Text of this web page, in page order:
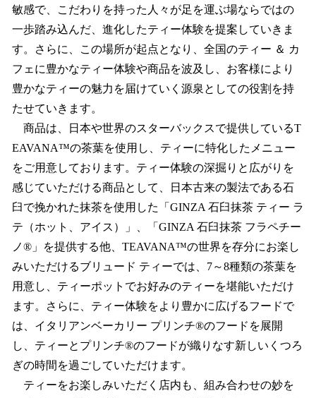
敏感で、こだわりを持った人々が足を運ぶ場ならではの
一歩踏み込んだ、進化したティー体験を提案していきま
す。さらに、この場所が起点となり、全国のティー ＆ カ
フェに豊かなティー体験や商品を波及し、お客様により
豊かなティーの魅力を届けていく源泉としての役割を持
たせていきます。
商品は、日本や世界のスターバックスで提供しているT
EAVANA™の茶葉を使用し、ティーに特化したメニュー
をご用意しております。ティー体験の深掘りと広がりを
感じていただける商品として、日本古来の製法である石
臼で挽かれた抹茶を使用した「GINZA 石臼抹茶 ティー ラ
テ（ホット、アイス）」、「GINZA 石臼抹茶 フラペチー
ノ®」を提供する他、TEAVANA™の世界を存分にお楽し
みいただけるブリュード ティーでは、7～8種類の茶葉を
用意し、ティーポットでお好みのティーを堪能いただけ
ます。さらに、ティー体験をより豊かに広げるフードで
は、イタリアンベーカリー プリンチ®のフードを展開
し、ティーとプリンチ®のフードが織りなす新しいくつろ
ぎの時間を過ごしていただけます。
ティーをお楽しみいただく店内も、組み合わせの妙を